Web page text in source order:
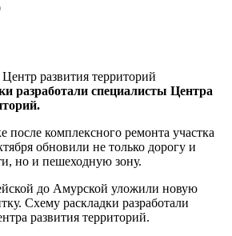
Центр развития территорий
разработали специалисты Центра
после комплексного ремонта участка
обновили не только дорогу и
но и пешеходную зону.
до Амурской уложили новую
Схему раскладки разработали
развития территорий.